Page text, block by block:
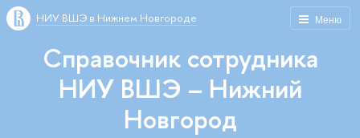
Меню
НИУ ВШЭ в Нижнем Новгороде
Справочник сотрудника
НИУ ВШЭ – Нижний
Новгород